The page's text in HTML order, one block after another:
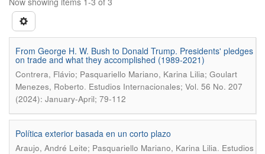
From George H. W. Bush to Donald Trump. Presidents' pledges
on trade and what they accomplished (1989-2021)
Contrera, Flávio; Pasquariello Mariano, Karina Lilia; Goulart
Menezes, Roberto. Estudios Internacionales; Vol. 56 No. 207
(2024): January-April; 79-112
Política exterior basada en un corto plazo
Araujo, André Leite; Pasquariello Mariano, Karina Lilia. Estudios